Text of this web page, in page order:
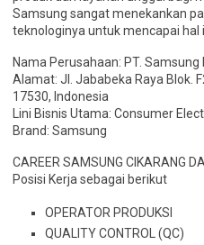
Samsung sangat menekankan
teknologinya untuk mencapai hal
Nama Perusahaan: PT.
Alamat: Jl. Jababeka Raya Blok.
17530, Indonesia
Lini Bisnis Utama: Consumer
Brand: Samsung
CAREER SAMSUNG CIKARANG
Posisi Kerja sebagai berikut
OPERATOR PRODUKSI
QUALITY CONTROL (QC)